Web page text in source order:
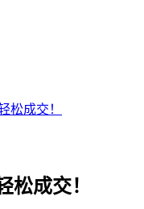
松成交！
松成交！